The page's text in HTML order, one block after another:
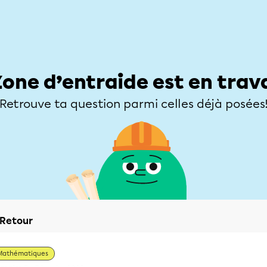
d’entraide est en
Retrouve ta question parmi celles déjà
Retour